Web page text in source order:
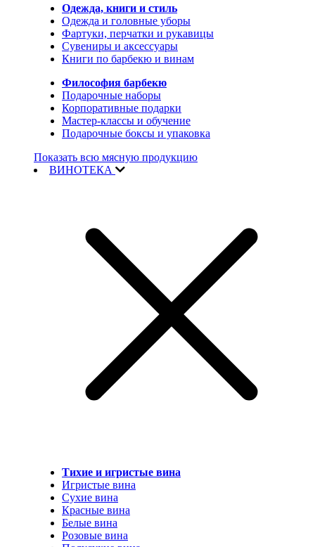
Одежда, книги и стиль
Одежда и головные уборы
Фартуки, перчатки и рукавицы
Сувениры и аксессуары
Книги по барбекю и винам
Философия барбекю
Подарочные наборы
Корпоративные подарки
Мастер-классы и обучение
Подарочные боксы и упаковка
Показать всю мясную продукцию
ВИНОТЕКА
Тихие и игристые вина
Игристые вина
Сухие вина
Красные вина
Белые вина
Розовые вина